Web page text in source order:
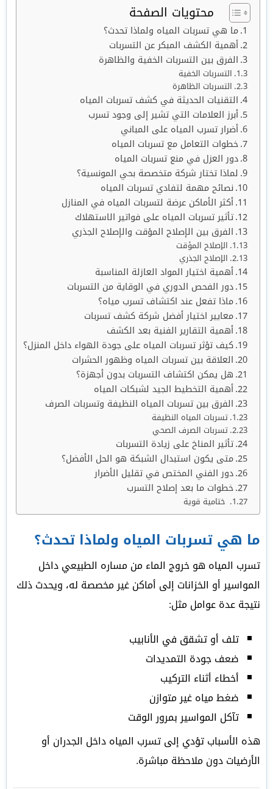
محتويات الصفحة
ما هي تسربات المياه ولماذا تحدث؟
أهمية الكشف المبكر عن التسربات
الفرق بين التسربات الخفية والظاهرة
التسربات الخفية
التسربات الظاهرة
التقنيات الحديثة في كشف تسربات المياه
أبرز العلامات التي تشير إلى وجود تسرب
أضرار تسرب المياه على المباني
خطوات التعامل مع تسربات المياه
دور العزل في منع تسربات المياه
لماذا تختار شركة متخصصة بحي المونسية؟
نصائح مهمة لتفادي تسربات المياه
أكثر الأماكن عرضة لتسربات المياه في المنازل
تأثير تسربات المياه على فواتير الاستهلاك
الفرق بين الإصلاح المؤقت والإصلاح الجذري
الإصلاح المؤقت
الإصلاح الجذري
أهمية اختيار المواد العازلة المناسبة
دور الفحص الدوري في الوقاية من التسربات
ماذا تفعل عند اكتشاف تسرب مياه؟
معايير اختيار أفضل شركة كشف تسربات
أهمية التقارير الفنية بعد الكشف
كيف تؤثر تسربات المياه على جودة الهواء داخل المنزل؟
العلاقة بين تسربات المياه وظهور الحشرات
هل يمكن اكتشاف التسربات بدون أجهزة؟
أهمية التخطيط الجيد لشبكات المياه
الفرق بين تسربات المياه النظيفة وتسربات الصرف
تسربات المياه النظيفة
تسربات الصرف الصحي
تأثير المناخ على زيادة التسربات
متى يكون استبدال الشبكة هو الحل الأفضل؟
دور الفني المختص في تقليل الأضرار
خطوات ما بعد إصلاح التسرب
ختامية قوية
ما هي تسربات المياه ولماذا تحدث؟
تسرب المياه هو خروج الماء من مساره الطبيعي داخل
المواسير أو الخزانات إلى أماكن غير مخصصة له، ويحدث ذلك
نتيجة عدة عوامل مثل:
تلف أو تشقق في الأنابيب
ضعف جودة التمديدات
أخطاء أثناء التركيب
ضغط مياه غير متوازن
تآكل المواسير بمرور الوقت
هذه الأسباب تؤدي إلى تسرب المياه داخل الجدران أو
الأرضيات دون ملاحظة مباشرة.